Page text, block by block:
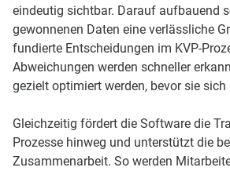
eindeutig sichtbar. Darauf aufbauend
gewonnenen Daten eine verlässliche
fundierte Entscheidungen im KVP-
Abweichungen werden schneller
gezielt optimiert werden, bevor sie
Gleichzeitig fördert die Software die
Prozesse hinweg und unterstützt die
Zusammenarbeit. So werden